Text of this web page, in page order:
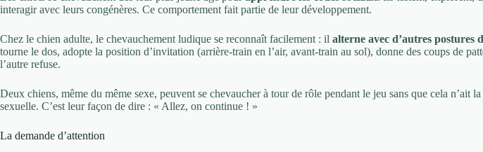
interagir avec leurs congénères. Ce comportement fait partie de leur développement.
Chez le chien adulte, le chevauchement ludique se reconnaît facilement : il alterne avec d’autres postures
tourne le dos, adopte la position d’invitation (arrière-train en l’air, avant-train au sol), donne des coups de
l’autre refuse.
Deux chiens, même du même sexe, peuvent se chevaucher à tour de rôle pendant le jeu sans que cela n’ait
sexuelle. C’est leur façon de dire : « Allez, on continue ! »
La demande d’attention